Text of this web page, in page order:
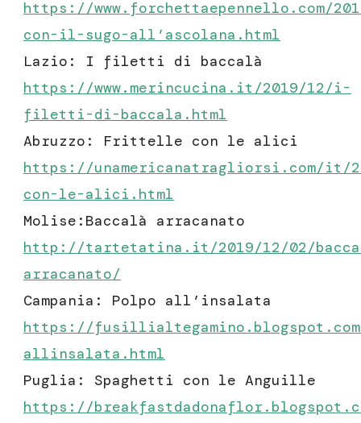
https://www.forchettaepennello.com/
con-il-sugo-all’ascolana.html
Lazio: I filetti di baccalà
https://www.merincucina.it/2019/12/i-
filetti-di-baccala.html
Abruzzo: Frittelle con le alici
https://unamericanatragliorsi.com/
con-le-alici.html
Molise:Baccalà arracanato
http://tartetatina.it/2019/12/02/
arracanato/
Campania: Polpo all’insalata
https://
allinsalata.html
Puglia: Spaghetti con le Anguille
https://